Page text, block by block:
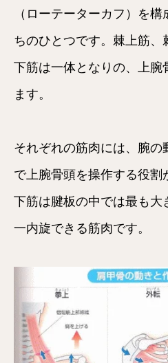
（ローテーターカフ）を
ちのひとつです。棘上筋、
下筋は一体となりの、上腕
ます。
それぞれの筋肉には、腕の
で上腕骨頭を操作する役割
下筋は腱板の中では最も大
一内旋できる筋肉です。